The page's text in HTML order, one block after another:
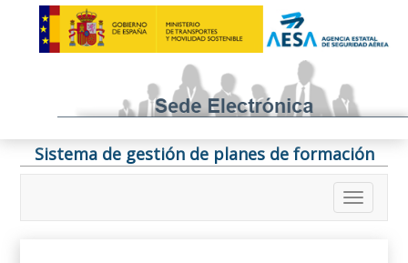
Sistema de gestión de planes de formación